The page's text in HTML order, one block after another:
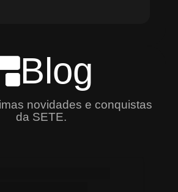
Blog
novidades e conquistas
da SETE.